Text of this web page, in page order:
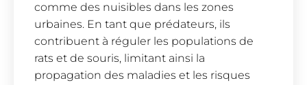
comme des nuisibles dans les zones
urbaines. En tant que prédateurs, ils
contribuent à réguler les populations de
rats et de souris, limitant ainsi la
propagation des maladies et les risques